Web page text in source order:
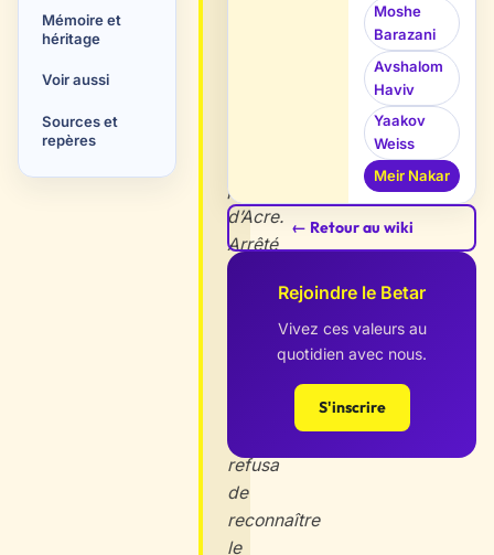
Mémoire et
héritage
Voir aussi
Sources et
repères
prison
d’Acre.
Arrêté
avec
Avshalom
il
refusa
de
reconnaître
le
Moshe
Barazani
Avshalom
Haviv
Yaakov
Weiss
Meir Nakar
← Retour au wiki
Rejoindre le Betar
Vivez ces valeurs au
quotidien avec nous.
S'inscrire